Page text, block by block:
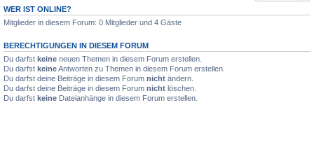
WER IST ONLINE?
Mitglieder in diesem Forum: 0 Mitglieder und 4 Gäste
BERECHTIGUNGEN IN DIESEM FORUM
Du darfst keine neuen Themen in diesem Forum erstellen.
Du darfst keineAntworten zu Themen in diesem Forum erstellen.
Du darfst deine Beiträge in diesem Forum nicht ändern.
Du darfst deine Beiträge in diesem Forum nicht löschen.
Du darfst keine Dateianhänge in diesem Forum erstellen.